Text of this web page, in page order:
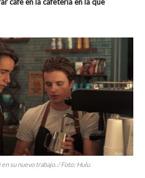
su nuevo trabajo. / Foto: Hulu